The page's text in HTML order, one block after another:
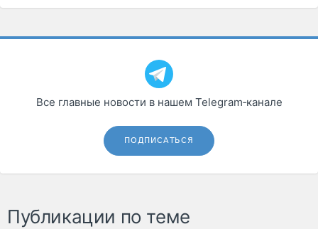
Все главные новости в нашем Telegram‑канале
ПОДПИСАТЬСЯ
Публикации по теме